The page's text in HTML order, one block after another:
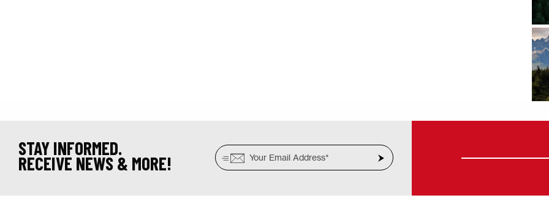
STAY INFORMED.
RECEIVE NEWS & MORE!